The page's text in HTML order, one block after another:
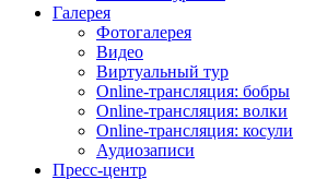
Галерея
Фотогалерея
Видео
Виртуальный тур
Online-трансляция: бобры
Online-трансляция: волки
Online-трансляция: косули
Аудиозаписи
Пресс-центр